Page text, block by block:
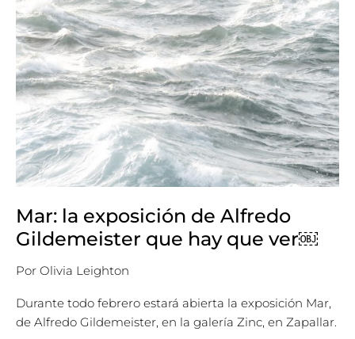
Mar: la exposición de Alfredo
Gildemeister que hay que ver￼
Por Olivia Leighton
Durante todo febrero estará abierta la exposición Mar,
de Alfredo Gildemeister, en la galería Zinc, en Zapallar.
hay
que
ver
￼